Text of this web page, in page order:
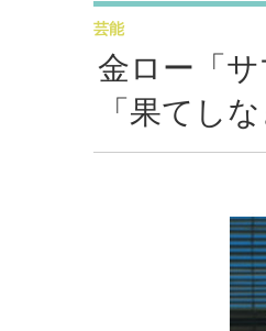
金ロー「
「果てし
芸能